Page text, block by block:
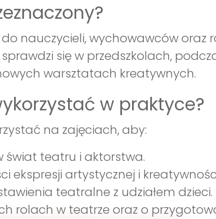
nauczycieli, wychowawców oraz
się w przedszkolach,
warsztatach kreatywnych.
w praktyce?
na zajęciach, aby:
świat teatru i aktorstwa.
ekspresji artystycznej i
teatralne z udziałem dzieci.
rolach w teatrze oraz o